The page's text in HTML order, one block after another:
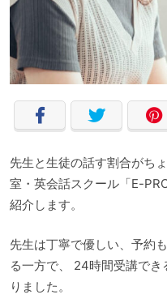
先生と生徒の話す割合がち
室・英会話スクール「E-
紹介します。
先生は丁寧で優しい、予約
る一方で、 24時間受講で
りました。